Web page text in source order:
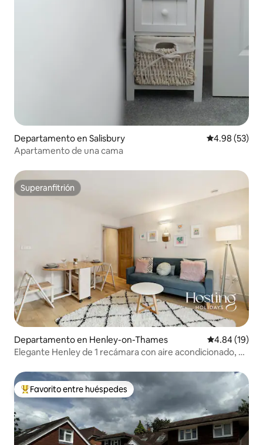
Departamento en Salisbury Calificación
4.98 (53)
Apartamento de una cama
Superanfitrión
Superanfitrión
Departamento en Henley-on-Thames Calificación
4.84 (19)
Elegante Henley de 1 recámara con aire acondicionado, a
De los mejores en Favorito entre huéspedes
Favorito entre huéspedes